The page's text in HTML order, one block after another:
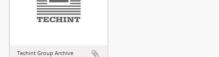
Techint Group Archive